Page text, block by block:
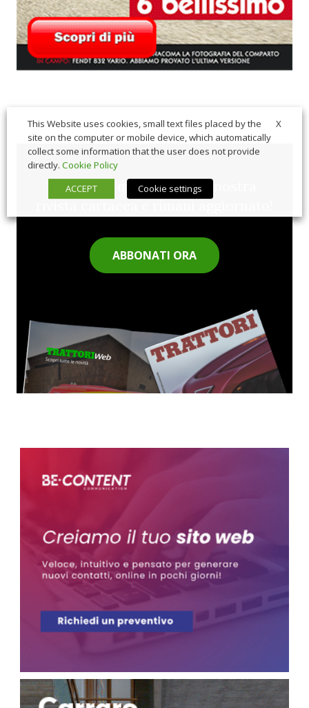
Sfoglia comodamente la nostra
rivista cartacea e rimani aggiornato!
ABBONATI ORA
X
This Website uses cookies, small text files placed by the
site on the computer or mobile device, which automatically
collect some information that the user does not provide
directly. Cookie Policy
ACCEPT
Cookie settings